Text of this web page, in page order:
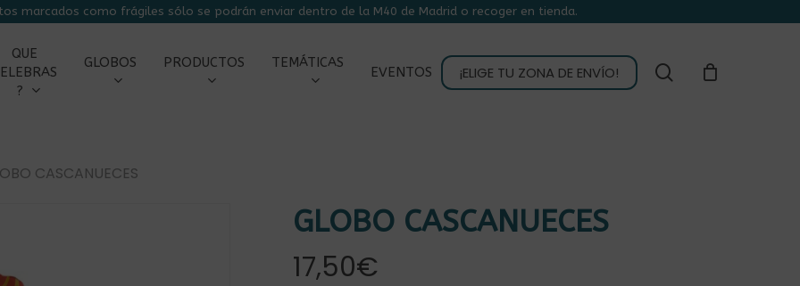
marcados como frágiles sólo se podrán enviar dentro de la M40 de Madrid o recoger en tienda.
QUE
?
GLOBOS PRODUCTOS TEMÁTICAS
EVENTOS ¡ELIGE TU ZONA DE ENVÍO! buscar
CASCANUECES
GLOBO CASCANUECES
17,50€